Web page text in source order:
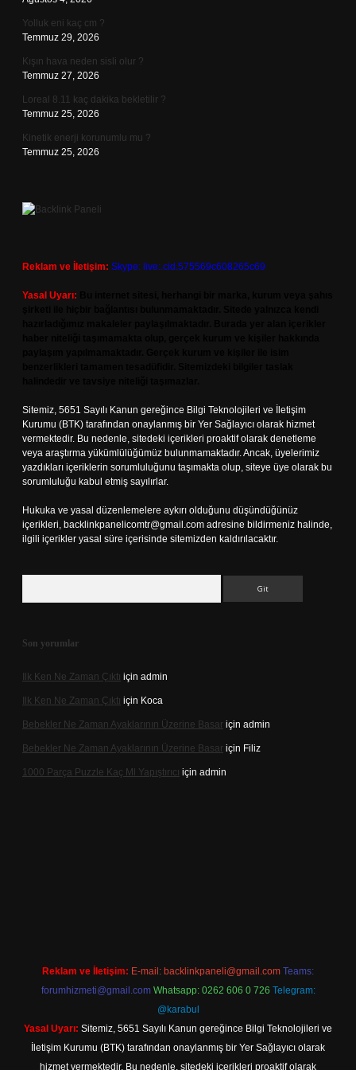
Yolluk eni kaç cm ?
Temmuz 29, 2026
Kışın hava neden sisli olur ?
Temmuz 27, 2026
Loreal 8.11 kaç dakika bekletilir ?
Temmuz 25, 2026
Kinetik enerji korunumlu mu ?
Temmuz 25, 2026
Reklam ve İletişim: Skype: live:.cid.575569c608265c69
Yasal Uyarı:
Sitemiz, 5651 Sayılı Kanun gereğince Bilgi Teknolojileri ve İletişim
Kurumu (BTK) tarafından onaylanmış bir Yer Sağlayıcı olarak hizmet
vermektedir. Bu nedenle, sitedeki içerikleri proaktif olarak denetleme
veya araştırma yükümlülüğümüz bulunmamaktadır. Ancak, üyelerimiz
yazdıkları içeriklerin sorumluluğunu taşımakta olup, siteye üye olarak bu
sorumluluğu kabul etmiş sayılırlar.
Hukuka ve yasal düzenlemelere aykırı olduğunu düşündüğünüz
içerikleri, backlinkpanelicomtr@gmail.com adresine bildirmeniz halinde,
ilgili içerikler yasal süre içerisinde sitemizden kaldırılacaktır.
Son yorumlar
Ilk Ken Ne Zaman Çıktı için admin
Ilk Ken Ne Zaman Çıktı için Koca
Bebekler Ne Zaman Ayaklarının Üzerine Basar için admin
Bebekler Ne Zaman Ayaklarının Üzerine Basar için Filiz
1000 Parça Puzzle Kaç Ml Yapıştırıcı için admin
Reklam ve İletişim: E-mail: backlinkpaneli@gmail.com Teams:
forumhizmeti@gmail.com Whatsapp: 0262 606 0 726 Telegram:
@karabul
Yasal Uyarı: Sitemiz, 5651 Sayılı Kanun gereğince Bilgi Teknolojileri ve
İletişim Kurumu (BTK) tarafından onaylanmış bir Yer Sağlayıcı olarak
hizmet vermektedir. Bu nedenle, sitedeki içerikleri proaktif olarak